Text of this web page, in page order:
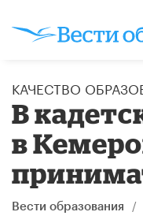
КАЧЕСТВО
В
в
Вести образования /